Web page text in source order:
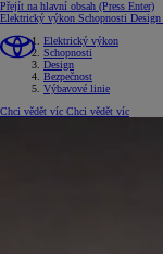
Přejít na hlavní obsah (Press Enter)
Elektrický výkon Schopnosti Design
Elektrický výkon
Schopnosti
Design
Bezpečnost
Výbavové linie
Chci vědět víc Chci vědět víc